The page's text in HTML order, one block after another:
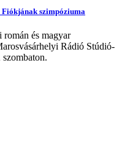
szimpóziuma
román és magyar
Rádió Stúdió-